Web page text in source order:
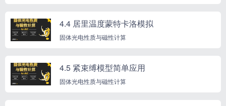
4.4 居里温度蒙特卡洛模拟
固体光电性质与磁性计算
4.5 紧束缚模型简单应用
固体光电性质与磁性计算